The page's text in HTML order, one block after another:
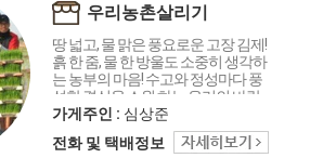
우리농촌살리기
땅 넓고, 물 맑은 풍요로운 고장 김제!
흙 한 줌, 물 한 방울도 소중히 생각하
는 농부의 마음! 수고와 정성마다 풍
성한 결실을 소원 하는 우리의 바람
을 담습니다 '우리농촌살리기공동
네트워크' 는 사람과 환경이 행복한
국내산 친환경 제품을 생산·공급합
가게주인 : 심상준
전화 및 택배정보